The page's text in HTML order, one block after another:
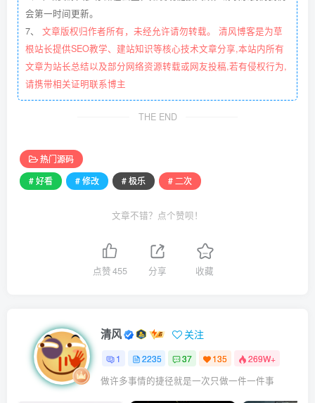
会第一时间更新。
7、 文章版权归作者所有，未经允许请勿转载。 清风博客是为草
根站长提供SEO教学、建站知识等核心技术文章分享,本站内所有
文章为站长总结以及部分网络资源转载或网友投稿,若有侵权行为,
请携带相关证明联系博主
THE END
热门源码
# 好看
# 修改 # 极乐 # 二次
文章不错？点个赞呗！
点赞455 分享 收藏
清风 关注
1 2235 37 135 269W+
做许多事情的捷径就是一次只做一件一件事